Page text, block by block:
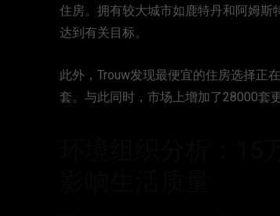
住房。拥有较大城市如鹿特丹和阿姆
达到有关目标。
此外，Trouw发现最便宜的住房选择正
套。与此同时，市场上增加了28000套